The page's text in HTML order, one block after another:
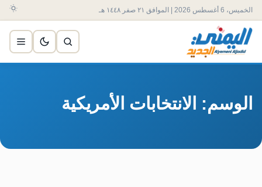
الخميس، 6 أغسطس 2026 | الموافق ٢١ صفر ١٤٤٨ هـ
الوسم: الانتخابات الأمريكية